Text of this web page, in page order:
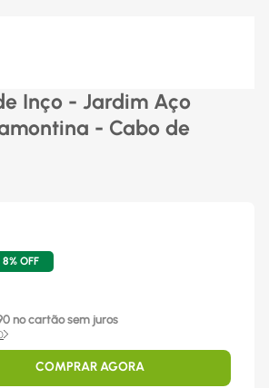
Inço - Jardim Aço
- Cabo de
8% OFF
no cartão sem juros
COMPRAR AGORA